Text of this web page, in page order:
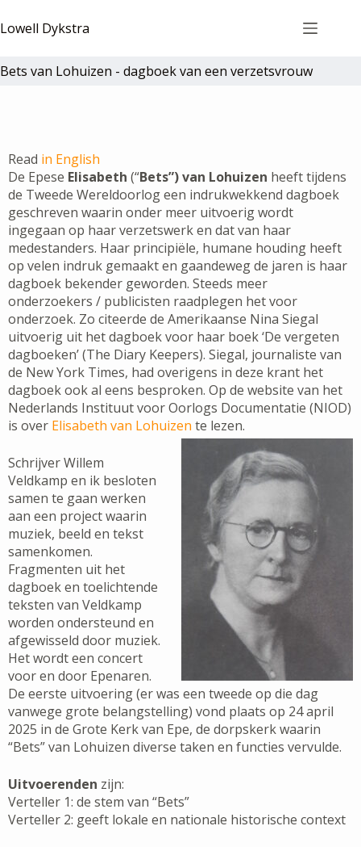
Lowell Dykstra
Bets van Lohuizen - dagboek van een verzetsvrouw
Read in English
De Epese Elisabeth (“Bets”) van Lohuizen heeft tijdens
de Tweede Wereldoorlog een indrukwekkend dagboek
geschreven waarin onder meer uitvoerig wordt
ingegaan op haar verzetswerk en dat van haar
medestanders. Haar principiële, humane houding heeft
op velen indruk gemaakt en gaandeweg de jaren is haar
dagboek bekender geworden. Steeds meer
onderzoekers / publicisten raadplegen het voor
onderzoek. Zo citeerde de Amerikaanse Nina Siegal
uitvoerig uit het dagboek voor haar boek ‘De vergeten
dagboeken’ (The Diary Keepers). Siegal, journaliste van
de New York Times, had overigens in deze krant het
dagboek ook al eens besproken. Op de website van het
Nederlands Instituut voor Oorlogs Documentatie (NIOD)
is over Elisabeth van Lohuizen te lezen.
Schrijver Willem
Veldkamp en ik besloten
samen te gaan werken
aan een project waarin
muziek, beeld en tekst
samenkomen.
Fragmenten uit het
dagboek en toelichtende
teksten van Veldkamp
worden ondersteund en
afgewisseld door muziek.
Het wordt een concert
voor en door Epenaren.
De eerste uitvoering (er was een tweede op die dag
vanwege grote belangstelling) vond plaats op 24 april
2025 in de Grote Kerk van Epe, de dorpskerk waarin
“Bets” van Lohuizen diverse taken en functies vervulde.
Uitvoerenden zijn:
Verteller 1: de stem van “Bets”
Verteller 2: geeft lokale en nationale historische context